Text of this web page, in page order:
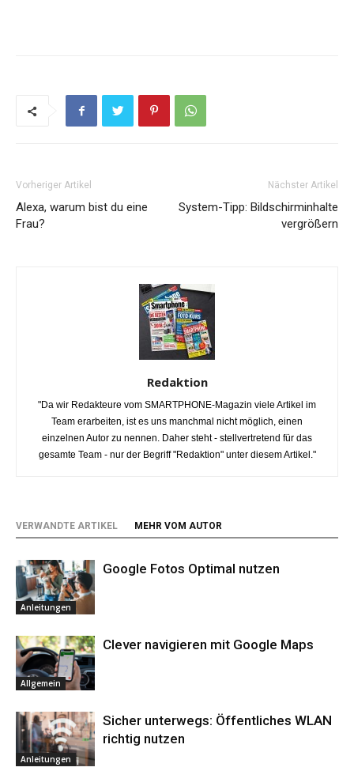
Vorheriger Artikel
Alexa, warum bist du eine
Frau?
Nächster Artikel
System-Tipp: Bildschirminhalte
vergrößern
Redaktion
"Da wir Redakteure vom SMARTPHONE-Magazin viele Artikel im
Team erarbeiten, ist es uns manchmal nicht möglich, einen
einzelnen Autor zu nennen. Daher steht - stellvertretend für das
gesamte Team - nur der Begriff "Redaktion" unter diesem Artikel."
VERWANDTE ARTIKEL MEHR VOM AUTOR
Anleitungen
Google Fotos Optimal nutzen
Allgemein
Clever navigieren mit Google Maps
Anleitungen
Sicher unterwegs: Öffentliches WLAN
richtig nutzen